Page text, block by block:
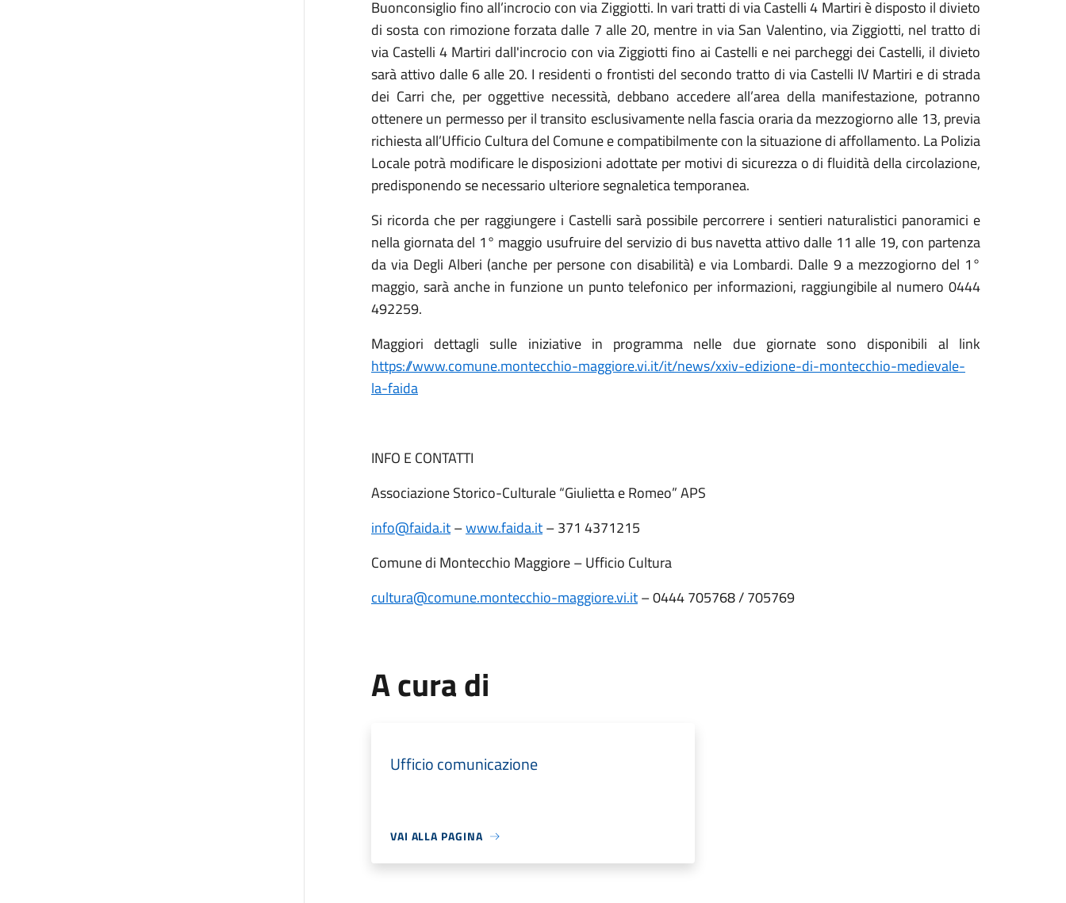
Buonconsiglio fino all’incrocio con via Ziggiotti. In vari tratti di via Castelli 4 Martiri è disposto il divieto
di sosta con rimozione forzata dalle 7 alle 20, mentre in via San Valentino, via Ziggiotti, nel tratto di
via Castelli 4 Martiri dall'incrocio con via Ziggiotti fino ai Castelli e nei parcheggi dei Castelli, il divieto
sarà attivo dalle 6 alle 20. I residenti o frontisti del secondo tratto di via Castelli IV Martiri e di strada
dei Carri che, per oggettive necessità, debbano accedere all’area della manifestazione, potranno
ottenere un permesso per il transito esclusivamente nella fascia oraria da mezzogiorno alle 13, previa
richiesta all’Ufficio Cultura del Comune e compatibilmente con la situazione di affollamento. La Polizia
Locale potrà modificare le disposizioni adottate per motivi di sicurezza o di fluidità della circolazione,
predisponendo se necessario ulteriore segnaletica temporanea.
Si ricorda che per raggiungere i Castelli sarà possibile percorrere i sentieri naturalistici panoramici e
nella giornata del 1° maggio usufruire del servizio di bus navetta attivo dalle 11 alle 19, con partenza
da via Degli Alberi (anche per persone con disabilità) e via Lombardi. Dalle 9 a mezzogiorno del 1°
maggio, sarà anche in funzione un punto telefonico per informazioni, raggiungibile al numero 0444
492259.
Maggiori dettagli sulle iniziative in programma nelle due giornate sono disponibili al link
https://www.comune.montecchio-maggiore.vi.it/it/news/xxiv-edizione-di-montecchio-medievale-
la-faida
INFO E CONTATTI
Associazione Storico-Culturale “Giulietta e Romeo” APS
info@faida.it–www.faida.it– 371 4371215
Comune di Montecchio Maggiore – Ufficio Cultura
cultura@comune.montecchio-maggiore.vi.it– 0444 705768 / 705769
A cura di
Ufficio comunicazione
VAI ALLA PAGINA